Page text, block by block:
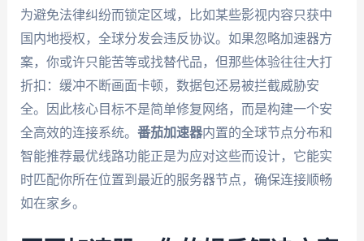
为避免法律纠纷而锁定区域，比如某些影视内容只获中
国内地授权，全球分发会违反协议。如果忽略加速器方
案，你或许只能苦等或找替代品，但那些体验往往大打
折扣：缓冲不断画面卡顿，数据包还易被拦截威胁安
全。因此核心目标不是简单修复网络，而是构建一个安
全高效的连接系统。 番茄加速器内置的全球节点分布和
智能推荐最优线路功能正是为应对这些而设计，它能实
时匹配你所在位置到最近的服务器节点，确保连接顺畅
如在家乡。